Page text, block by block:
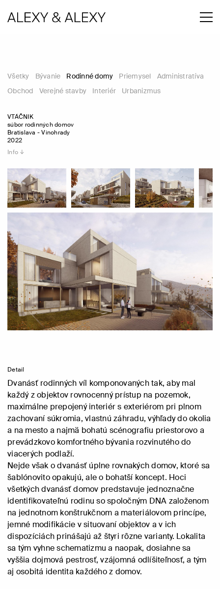
Všetky Bývanie Rodinné domy Priemysel
Administratíva
Obchod
Verejné stavby Interiér Urbanizmus
VTÁČNIK
súbor rodinných domov
Bratislava - Vinohrady
2022
Info ↓
Detail
Dvanásť rodinných víl komponovaných tak, aby mal
každý z objektov rovnocenný prístup na pozemok,
maximálne prepojený interiér s exteriérom pri plnom
zachovaní súkromia, vlastnú záhradu, výhľady do okolia
a na mesto a najmä bohatú scénografiu priestorovo a
prevádzkovo komfortného bývania rozvinutého do
viacerých podlaží.
Nejde však o dvanásť úplne rovnakých domov, ktoré sa
šablónovito opakujú, ale o bohatší koncept. Hoci
všetkých dvanásť domov predstavuje jednoznačne
identifikovateľnú rodinu so spoločným DNA založenom
na jednotnom konštrukčnom a materiálovom princípe,
jemné modifikácie v situovaní objektov a v ich
dispozíciách prinášajú až štyri rôzne varianty. Lokalita
sa tým vyhne schematizmu a naopak, dosiahne sa
vyššia dojmová pestrosť, vzájomná odlíšiteľnosť, a tým
aj osobitá identita každého z domov.